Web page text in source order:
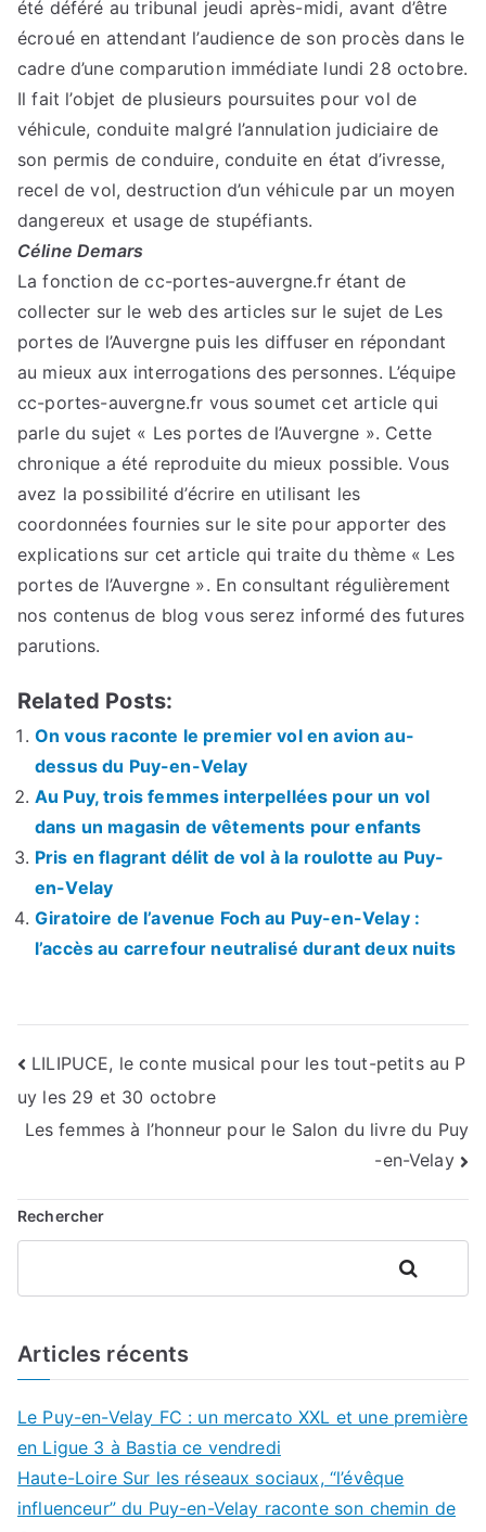
été déféré au tribunal jeudi après-midi, avant d’être
écroué en attendant l’audience de son procès dans le
cadre d’une comparution immédiate lundi 28 octobre.
Il fait l’objet de plusieurs poursuites pour vol de
véhicule, conduite malgré l’annulation judiciaire de
son permis de conduire, conduite en état d’ivresse,
recel de vol, destruction d’un véhicule par un moyen
dangereux et usage de stupéfiants.
Céline Demars
La fonction de cc-portes-auvergne.fr étant de
collecter sur le web des articles sur le sujet de Les
portes de l’Auvergne puis les diffuser en répondant
au mieux aux interrogations des personnes. L’équipe
cc-portes-auvergne.fr vous soumet cet article qui
parle du sujet « Les portes de l’Auvergne ». Cette
chronique a été reproduite du mieux possible. Vous
avez la possibilité d’écrire en utilisant les
coordonnées fournies sur le site pour apporter des
explications sur cet article qui traite du thème « Les
portes de l’Auvergne ». En consultant régulièrement
nos contenus de blog vous serez informé des futures
parutions.
Related Posts:
On vous raconte le premier vol en avion au-
dessus du Puy-en-Velay
Au Puy, trois femmes interpellées pour un vol
dans un magasin de vêtements pour enfants
Pris en flagrant délit de vol à la roulotte au Puy-
en-Velay
Giratoire de l’avenue Foch au Puy-en-Velay :
l’accès au carrefour neutralisé durant deux nuits
Navigation
de
LILIPUCE, le conte musical pour les tout-petits au P
uy les 29 et 30 octobre
Les femmes à l’honneur pour le Salon du livre du Puy
-en-Velay
Rechercher
Rechercher
Articles récents
Le Puy-en-Velay FC : un mercato XXL et une première
en Ligue 3 à Bastia ce vendredi
Haute-Loire Sur les réseaux sociaux, “l’évêque
influenceur” du Puy-en-Velay raconte son chemin de